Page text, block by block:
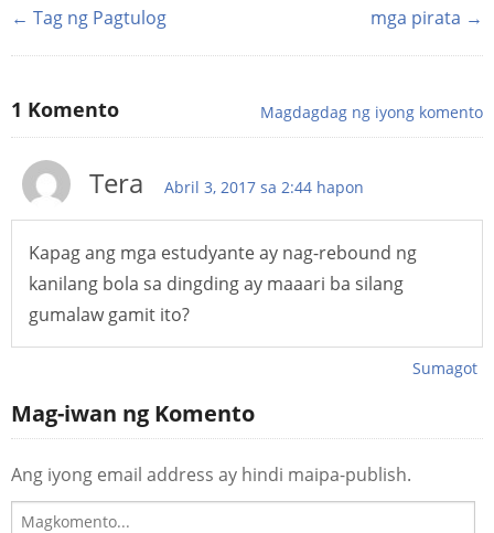
← Tag ng Pagtulog mga pirata →
1 Komento Magdagdag ng iyong komento
Tera Abril 3, 2017 sa 2:44 hapon
Kapag ang mga estudyante ay nag-rebound ng
kanilang bola sa dingding ay maaari ba silang
gumalaw gamit ito?
Sumagot
Mag-iwan ng Komento
Ang iyong email address ay hindi maipa-publish.